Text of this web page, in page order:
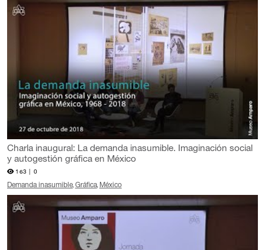
Charla inaugural: La demanda inasumible. Imaginación social
y autogestión gráfica en México
163 | 0
Demanda inasumible Gráfica México